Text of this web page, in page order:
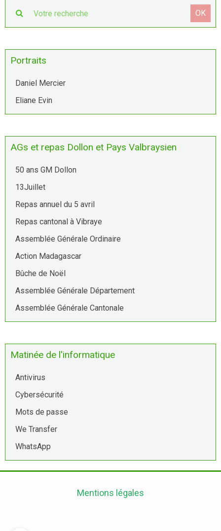
OK
Portraits
Daniel Mercier
Eliane Evin
AGs et repas Dollon et Pays Valbraysien
50 ans GM Dollon
13Juillet
Repas annuel du 5 avril
Repas cantonal à Vibraye
Assemblée Générale Ordinaire
Action Madagascar
Bûche de Noël
Assemblée Générale Département
Assemblée Générale Cantonale
Matinée de l'informatique
Antivirus
Cybersécurité
Mots de passe
We Transfer
WhatsApp
Mentions légales